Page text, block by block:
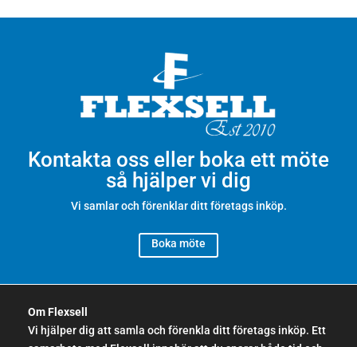
Kontakta oss eller boka ett möte
så hjälper vi dig
Vi samlar och förenklar ditt företags inköp.
Boka möte
Om Flexsell
Vi hjälper dig att samla och förenkla ditt företags inköp. Ett